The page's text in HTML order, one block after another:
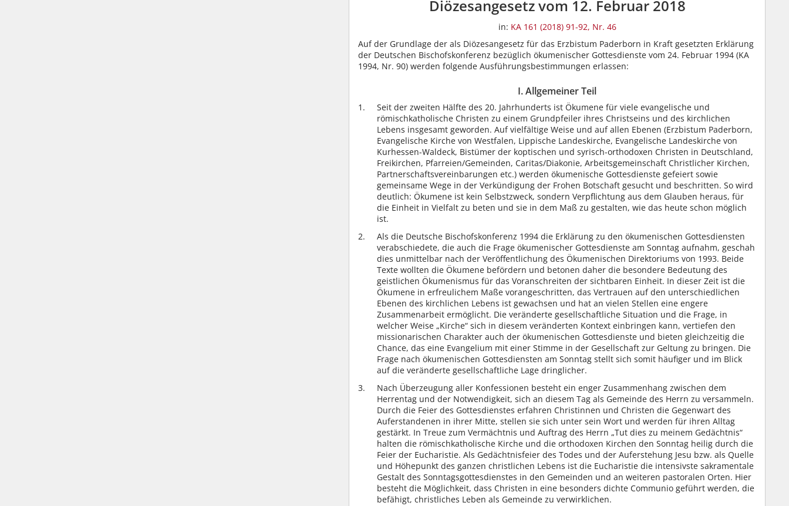
Diözesangesetz vom 12. Februar 2018
in: KA 161 (2018) 91-92, Nr. 46
Auf der Grundlage der als Diözesangesetz für das Erzbistum Paderborn in Kraft gesetzten Erklärung
der Deutschen Bischofskonferenz bezüglich ökumenischer Gottesdienste vom 24. Februar 1994 (KA
1994, Nr. 90) werden folgende Ausführungsbestimmungen erlassen:
I. Allgemeiner Teil
Seit der zweiten Hälfte des 20. Jahrhunderts ist Ökumene für viele evangelische und
römischkatholische Christen zu einem Grundpfeiler ihres Christseins und des kirchlichen
Lebens insgesamt geworden. Auf vielfältige Weise und auf allen Ebenen (Erzbistum Paderborn,
Evangelische Kirche von Westfalen, Lippische Landeskirche, Evangelische Landeskirche von
Kurhessen-Waldeck, Bistümer der koptischen und syrisch-orthodoxen Christen in Deutschland,
Freikirchen, Pfarreien/Gemeinden, Caritas/Diakonie, Arbeitsgemeinschaft Christlicher Kirchen,
Partnerschaftsvereinbarungen etc.) werden ökumenische Gottesdienste gefeiert sowie
gemeinsame Wege in der Verkündigung der Frohen Botschaft gesucht und beschritten. So wird
deutlich: Ökumene ist kein Selbstzweck, sondern Verpflichtung aus dem Glauben heraus, für
die Einheit in Vielfalt zu beten und sie in dem Maß zu gestalten, wie das heute schon möglich
ist.
Als die Deutsche Bischofskonferenz 1994 die Erklärung zu den ökumenischen Gottesdiensten
verabschiedete, die auch die Frage ökumenischer Gottesdienste am Sonntag aufnahm, geschah
dies unmittelbar nach der Veröffentlichung des Ökumenischen Direktoriums von 1993. Beide
Texte wollten die Ökumene befördern und betonen daher die besondere Bedeutung des
geistlichen Ökumenismus für das Voranschreiten der sichtbaren Einheit. In dieser Zeit ist die
Ökumene in erfreulichem Maße vorangeschritten, das Vertrauen auf den unterschiedlichen
Ebenen des kirchlichen Lebens ist gewachsen und hat an vielen Stellen eine engere
Zusammenarbeit ermöglicht. Die veränderte gesellschaftliche Situation und die Frage, in
welcher Weise „Kirche“ sich in diesem veränderten Kontext einbringen kann, vertiefen den
missionarischen Charakter auch der ökumenischen Gottesdienste und bieten gleichzeitig die
Chance, das eine Evangelium mit einer Stimme in der Gesellschaft zur Geltung zu bringen. Die
Frage nach ökumenischen Gottesdiensten am Sonntag stellt sich somit häufiger und im Blick
auf die veränderte gesellschaftliche Lage dringlicher.
Nach Überzeugung aller Konfessionen besteht ein enger Zusammenhang zwischen dem
Herrentag und der Notwendigkeit, sich an diesem Tag als Gemeinde des Herrn zu versammeln.
Durch die Feier des Gottesdienstes erfahren Christinnen und Christen die Gegenwart des
Auferstandenen in ihrer Mitte, stellen sie sich unter sein Wort und werden für ihren Alltag
gestärkt. In Treue zum Vermächtnis und Auftrag des Herrn „Tut dies zu meinem Gedächtnis“
halten die römischkatholische Kirche und die orthodoxen Kirchen den Sonntag heilig durch die
Feier der Eucharistie. Als Gedächtnisfeier des Todes und der Auferstehung Jesu bzw. als Quelle
und Höhepunkt des ganzen christlichen Lebens ist die Eucharistie die intensivste sakramentale
Gestalt des Sonntagsgottesdienstes in den Gemeinden und an weiteren pastoralen Orten. Hier
besteht die Möglichkeit, dass Christen in eine besonders dichte Communio geführt werden, die
befähigt, christliches Leben als Gemeinde zu verwirklichen.